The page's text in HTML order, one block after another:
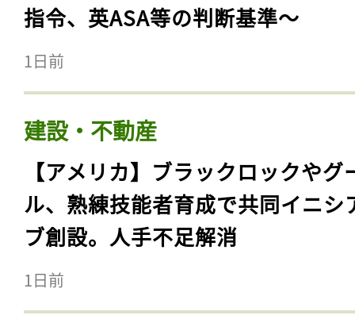
指令、英ASA等の判断基準〜
1日前
建設・不動産
【アメリカ】ブラックロックやグ
ル、熟練技能者育成で共同イニシ
ブ創設。人手不足解消
1日前